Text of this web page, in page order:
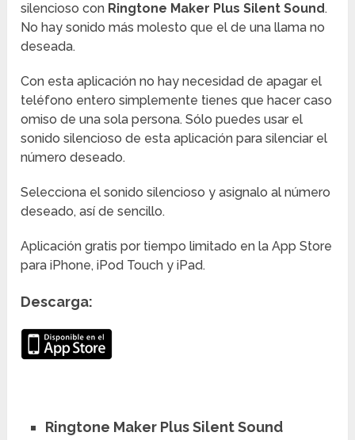
silencioso con Ringtone Maker Plus Silent Sound.
No hay sonido más molesto que el de una llama no
deseada.
Con esta aplicación no hay necesidad de apagar el
teléfono entero simplemente tienes que hacer caso
omiso de una sola persona. Sólo puedes usar el
sonido silencioso de esta aplicación para silenciar el
número deseado.
Selecciona el sonido silencioso y asignalo al número
deseado, así de sencillo.
Aplicación gratis por tiempo limitado en la App Store
para iPhone, iPod Touch y iPad.
Descarga:
Ringtone Maker Plus Silent Sound